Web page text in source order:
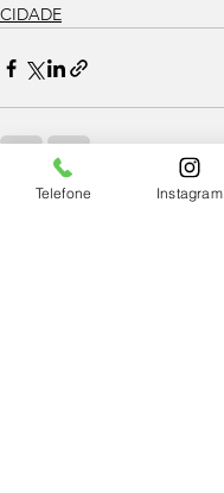
CIDADE
Posts Relacionados
Telefone Instagram